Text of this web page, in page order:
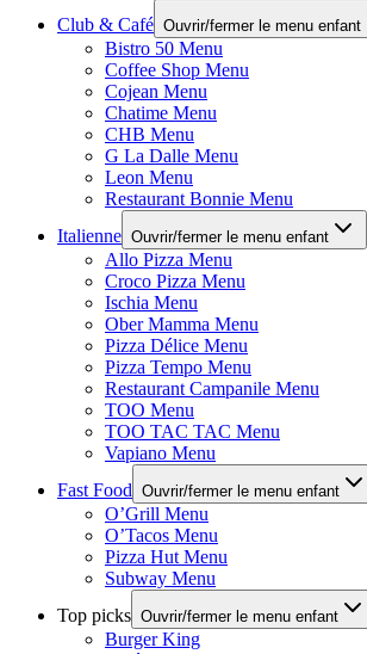
Club & Café Ouvrir/fermer le menu enfant
Bistro 50 Menu
Coffee Shop Menu
Cojean Menu
Chatime Menu
CHB Menu
G La Dalle Menu
Leon Menu
Restaurant Bonnie Menu
Italienne Ouvrir/fermer le menu enfant
Allo Pizza Menu
Croco Pizza Menu
Ischia Menu
Ober Mamma Menu
Pizza Délice Menu
Pizza Tempo Menu
Restaurant Campanile Menu
TOO Menu
TOO TAC TAC Menu
Vapiano Menu
Fast Food Ouvrir/fermer le menu enfant
O’Grill Menu
O’Tacos Menu
Pizza Hut Menu
Subway Menu
Top picks Ouvrir/fermer le menu enfant
Burger King